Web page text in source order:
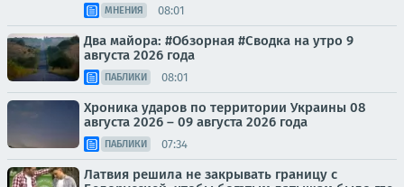
МНЕНИЯ 08:01
Два майора: #Обзорная #Сводка на утро 9
августа 2026 года
ПАБЛИКИ 08:01
Хроника ударов по территории Украины 08
августа 2026 – 09 августа 2026 года
ПАБЛИКИ 07:34
Латвия решила не закрывать границу с